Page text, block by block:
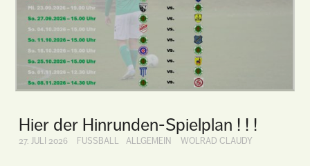
Hier der Hinrunden-Spielplan ! ! !
27. JULI 2026 FUSSBALL ALLGEMEIN WOLRAD CLAUDY